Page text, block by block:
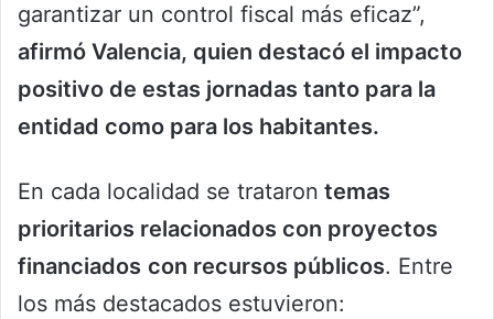
garantizar un control fiscal más eficaz”,
afirmó Valencia, quien destacó el impacto
positivo de estas jornadas tanto para la
entidad como para los habitantes.
En cada localidad se trataron temas
prioritarios relacionados con proyectos
financiados con recursos públicos. Entre
los más destacados estuvieron: